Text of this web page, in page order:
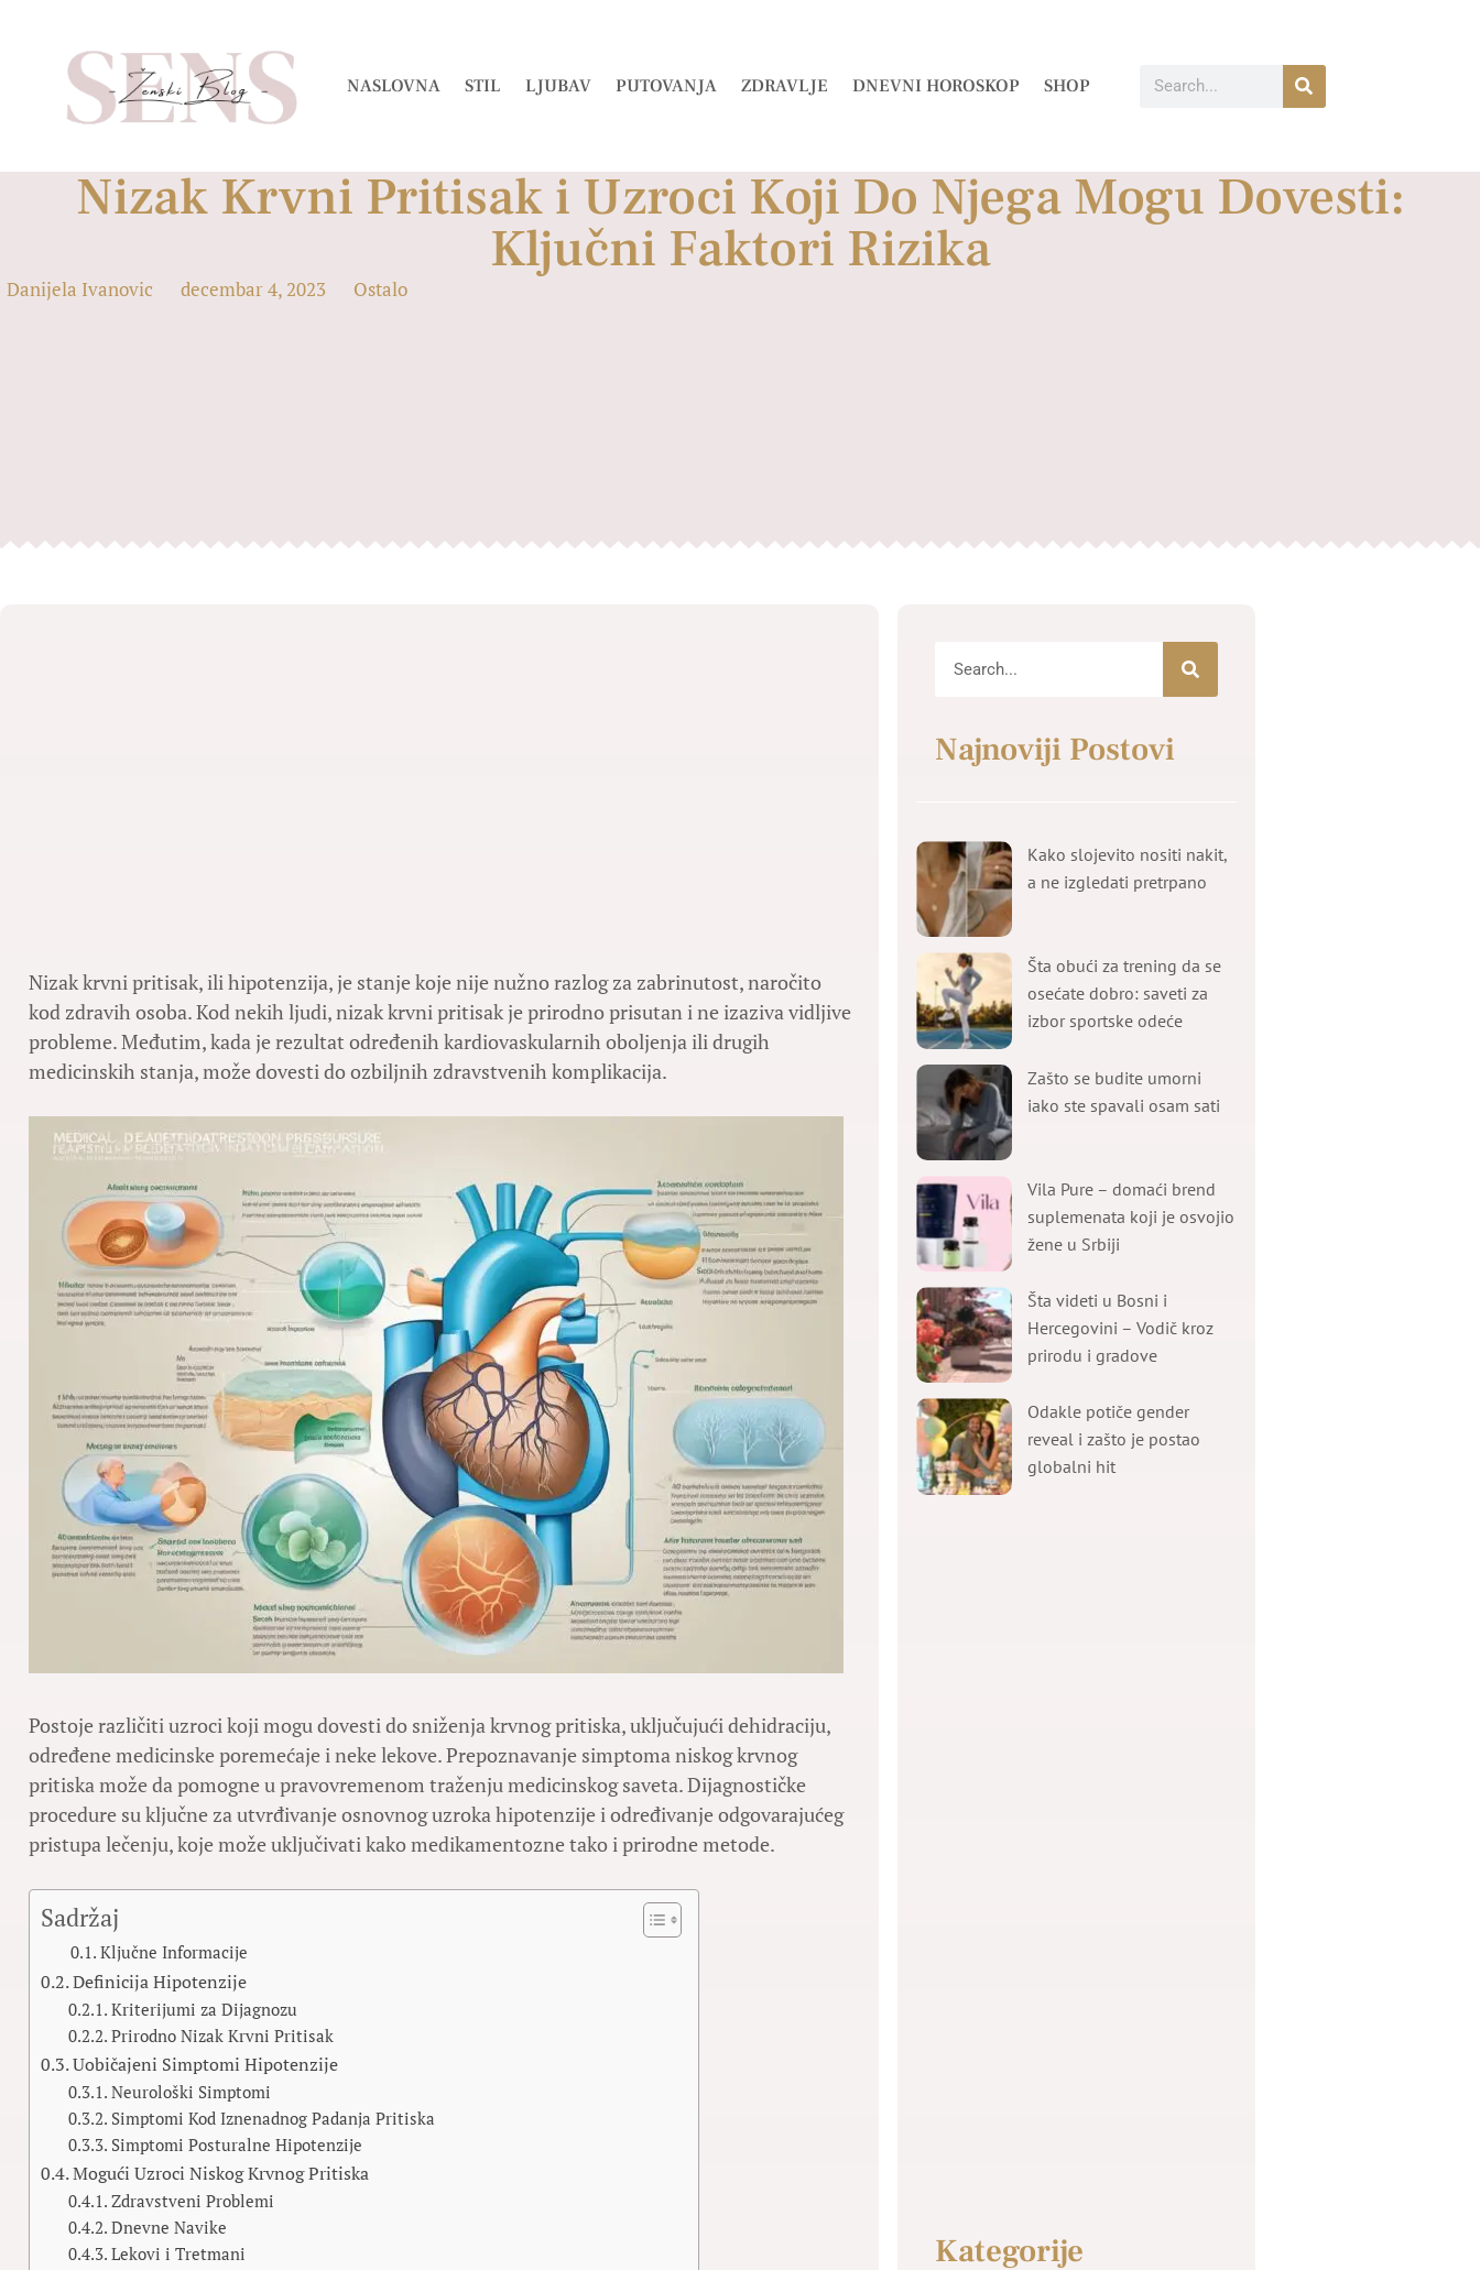
NASLOVNA STIL LJUBAV PUTOVANJA ZDRAVLJE DNEVNI HOROSKOP SHOP
Nizak Krvni Pritisak i Uzroci Koji Do Njega Mogu Dovesti:
Ključni Faktori Rizika
Danijela Ivanovic decembar 4, 2023 Ostalo
Nizak krvni pritisak, ili hipotenzija, je stanje koje nije nužno razlog za zabrinutost, naročito
kod zdravih osoba. Kod nekih ljudi, nizak krvni pritisak je prirodno prisutan i ne izaziva vidljive
probleme. Međutim, kada je rezultat određenih kardiovaskularnih oboljenja ili drugih
medicinskih stanja, može dovesti do ozbiljnih zdravstvenih komplikacija.
Postoje različiti uzroci koji mogu dovesti do sniženja krvnog pritiska, uključujući dehidraciju,
određene medicinske poremećaje i neke lekove. Prepoznavanje simptoma niskog krvnog
pritiska može da pomogne u pravovremenom traženju medicinskog saveta. Dijagnostičke
procedure su ključne za utvrđivanje osnovnog uzroka hipotenzije i određivanje odgovarajućeg
pristupa lečenju, koje može uključivati kako medikamentozne tako i prirodne metode.
Sadržaj
Ključne Informacije
Definicija Hipotenzije
Kriterijumi za Dijagnozu
Prirodno Nizak Krvni Pritisak
Uobičajeni Simptomi Hipotenzije
Neurološki Simptomi
Simptomi Kod Iznenadnog Padanja Pritiska
Simptomi Posturalne Hipotenzije
Mogući Uzroci Niskog Krvnog Pritiska
Zdravstveni Problemi
Dnevne Navike
Lekovi i Tretmani
Najnoviji Postovi
Kako slojevito nositi nakit,
a ne izgledati pretrpano
Šta obući za trening da se
osećate dobro: saveti za
izbor sportske odeće
Zašto se budite umorni
iako ste spavali osam sati
Vila Pure – domaći brend
suplemenata koji je osvojio
žene u Srbiji
Šta videti u Bosni i
Hercegovini – Vodič kroz
prirodu i gradove
Odakle potiče gender
reveal i zašto je postao
globalni hit
Kategorije